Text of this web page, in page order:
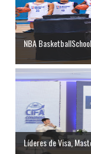
NBA
Líderes de Visa,